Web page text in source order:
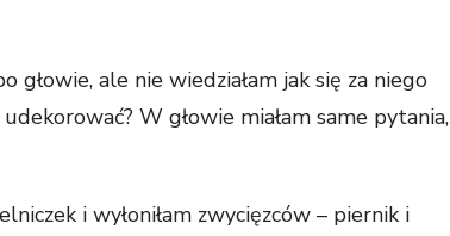
ale nie wiedziałam jak się za niego
W głowie miałam same pytania,
i wyłoniłam zwycięzców – piernik i